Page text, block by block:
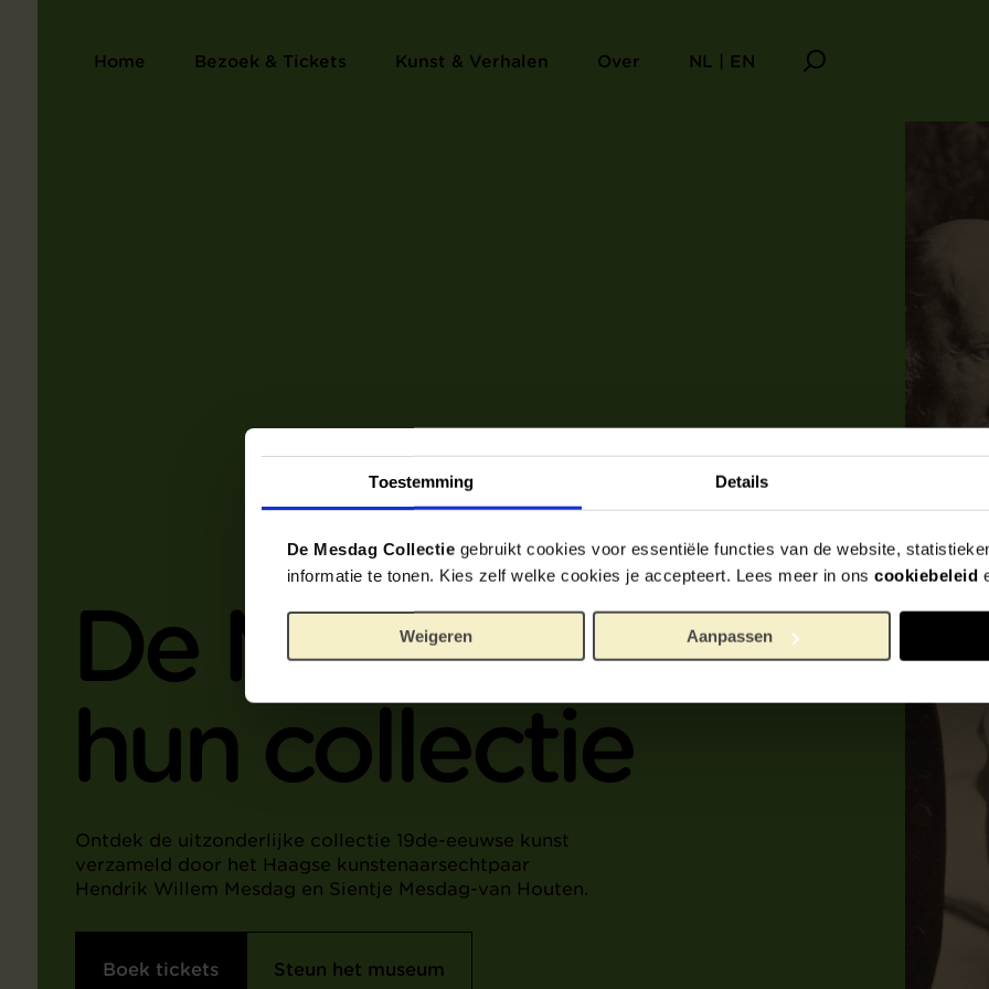
Toestemming Details
De Mesdag Collectie gebruikt cookies voor essentiële functies van de website,
informatie te tonen. Kies zelf welke cookies je accepteert. Lees meer in ons cookiebeleid
Weigeren Aanpassen
Home Bezoek & Tickets Kunst & Verhalen Over NL | EN
De Mesdags en
hun collectie
Ontdek de uitzonderlijke collectie 19de-eeuwse kunst
verzameld door het Haagse kunstenaarsechtpaar
Hendrik Willem Mesdag en Sientje Mesdag-van Houten.
Boek tickets Steun het museum